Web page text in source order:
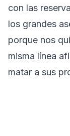
con las
los grandes
porque nos
misma línea
matar a sus